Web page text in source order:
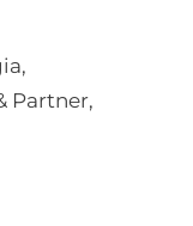
Partner,